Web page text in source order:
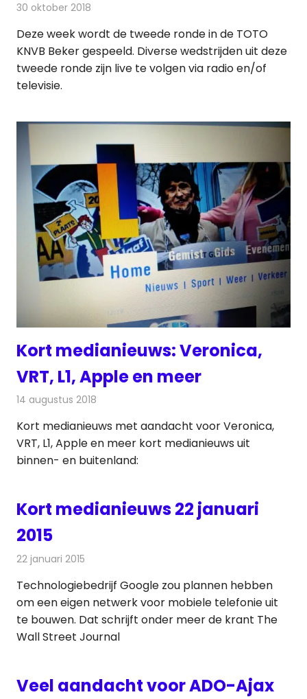
30 oktober 2018
Deze week wordt de tweede ronde in de TOTO
KNVB Beker gespeeld. Diverse wedstrijden uit deze
tweede ronde zijn live te volgen via radio en/of
televisie.
Kort medianieuws: Veronica,
VRT, L1, Apple en meer
14 augustus 2018
Kort medianieuws met aandacht voor Veronica,
VRT, L1, Apple en meer kort medianieuws uit
binnen- en buitenland:
Kort medianieuws 22 januari
2015
22 januari 2015
Technologiebedrijf Google zou plannen hebben
om een eigen netwerk voor mobiele telefonie uit
te bouwen. Dat schrijft onder meer de krant The
Wall Street Journal
Veel aandacht voor ADO-Ajax